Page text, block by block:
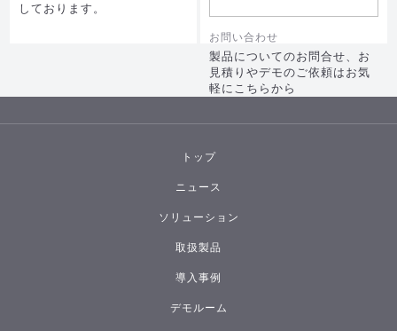
しております。
お問い合わせ
製品についてのお問合せ、お
見積りやデモのご依頼はお気
軽にこちらから
トップ
ニュース
ソリューション
取扱製品
導入事例
デモルーム